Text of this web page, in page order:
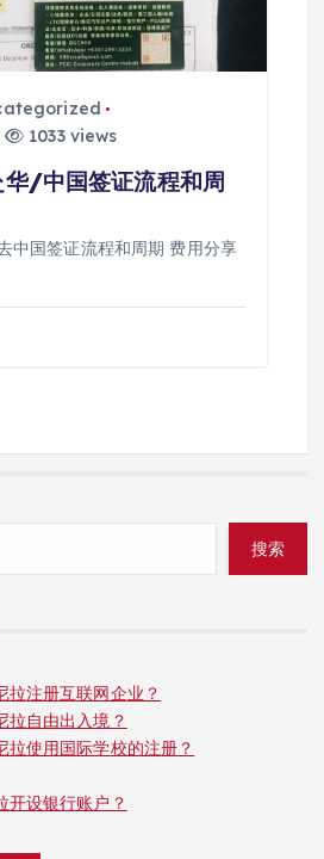
1033 views
华/中国签证流程和周
中国签证流程和周期 费用分享
搜索
拉注册互联网企业？
拉自由出入境？
使用国际学校的注册？
开设银行账户？